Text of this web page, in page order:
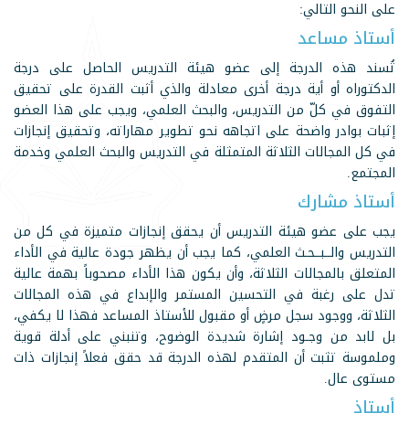
على النحو التالي:
أستاذ مساعد
تُسند هذه الدرجة إلى عضو هيئة التدريس الحاصل على درجة
الدكتوراه أو أية درجة أخرى معادلة والذي أثبت القدرة على تحقيق
التفوق في كلّ من التدريس، والبحث العلمي، ويجب على هذا العضو
إثبات بوادر واضحة على اتجاهه نحو تطوير مهاراته، وتحقيق إنجازات
في كل المجالات الثلاثة المتمثلة في التدريس والبحث العلمي وخدمة
المجتمع.
أستاذ مشارك
يجب على عضو هيئة التدريس أن يحقق إنجازات متميزة في كل من
التدريس والــبــحـث العلمي، كما يجب أن يظهر جودة عالية في الأداء
المتعلق بالمجالات الثلاثة، وأن يكون هذا الأداء مصحوباً بهمة عالية
تدل على رغبة في التحسين المستمر والإبداع في هذه المجالات
الثلاثة، ووجود سجل مرضٍ أو مقبول للأستاذ المساعد فهذا لا يكفي،
بل لابد من وجـود إشارة شديدة الوضوح، وتنبني على أدلة قوية
وملموسة تثبت أن المتقدم لهذه الدرجة قد حقق فعلاً إنجازات ذات
مستوى عال.
أستاذ